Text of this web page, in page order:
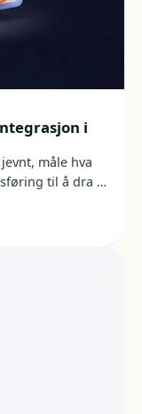
i
måle hva
til å dra i
med
over